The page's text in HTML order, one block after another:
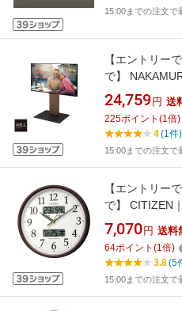
15:00までの注文で
【エントリー
で】
ャスター付き
イプ ウォール
24,759 円 送
225ポイント (1倍)
4(1件)
15:00までの注文で
【エントリー
で】 CITIZEN
湿度計付き 茶
自動受信機能
7,070 円 送料
64ポイント (1倍)
3.8(5
15:00までの注文で